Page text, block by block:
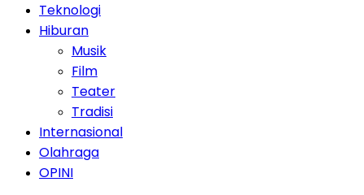
Teknologi
Hiburan
Musik
Film
Teater
Tradisi
Internasional
Olahraga
OPINI